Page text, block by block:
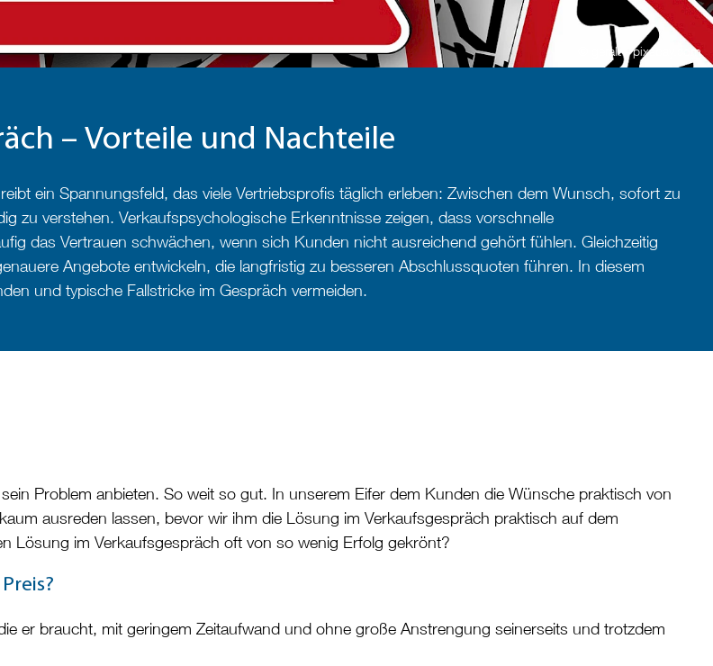
© geralt - pixabay.com
– Vorteile und Nachteile
ein Spannungsfeld, das viele Vertriebsprofis täglich erleben: Zwischen dem Wunsch, sofort zu
zu verstehen. Verkaufspsychologische Erkenntnisse zeigen, dass vorschnelle
das Vertrauen schwächen, wenn sich Kunden nicht ausreichend gehört fühlen. Gleichzeitig
Angebote entwickeln, die langfristig zu besseren Abschlussquoten führen. In diesem
und typische Fallstricke im Gespräch vermeiden.
Problem anbieten. So weit so gut. In unserem Eifer dem Kunden die Wünsche praktisch von
ausreden lassen, bevor wir ihm die Lösung im Verkaufsgespräch praktisch auf dem
Lösung im Verkaufsgespräch oft von so wenig Erfolg gekrönt?
er braucht, mit geringem Zeitaufwand und ohne große Anstrengung seinerseits und trotzdem